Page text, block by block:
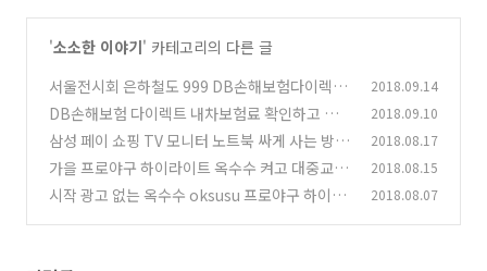
'소소한 이야기' 카테고리의 다른 글
서울전시회 은하철도 999 DB손해보험다이렉트
하고 입장권 받자
(2)
2018.09.14
DB손해보험 다이렉트 내차보험료 확인하고 코
엑스 아쿠아리움 입장권 받자
(2)
2018.09.10
삼성 페이 쇼핑 TV 모니터 노트북 싸게 사는 방법
삼페쇼핑 (4)
2018.08.17
가을 프로야구 하이라이트 옥수수 켜고 대중교통
에서도 보자 (2)
2018.08.15
시작 광고 없는 옥수수 oksusu 프로야구 하이라
2018.08.07